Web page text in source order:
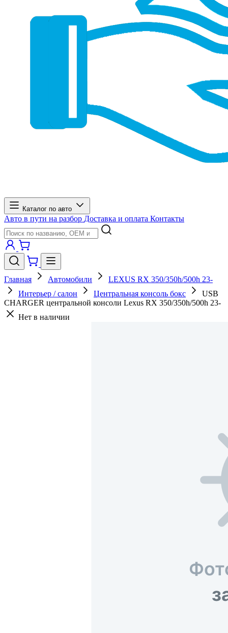
Каталог по авто
Авто в пути на разбор Доставка и оплата Контакты
Главная Автомобили
LEXUS RX 350/350h/500h 23-
Интерьер / салон
Центральная консоль бокс
USB
CHARGER центральной консоли Lexus RX 350/350h/500h 23-
Нет в наличии